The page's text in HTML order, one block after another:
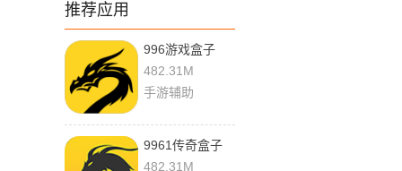
推荐应用
996游戏盒子
5.0.1 最新版
482.31M
手游辅助
9961传奇盒子
5.0.1 手机版
482.31M